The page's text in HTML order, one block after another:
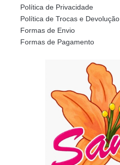
Política de Privacidade
Política de Trocas e Devolução
Formas de Envio
Formas de Pagamento